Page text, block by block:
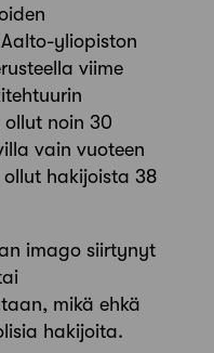
yliopiston
viime
ollut noin 30
vain vuoteen
ollut hakijoista 38
imago siirtynyt
mikä ehkä
hakijoita.